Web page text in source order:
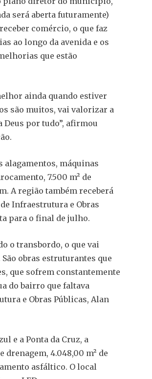
será aberta futuramente)
comércio, o que faz
ao longo da avenida e os
que estão
ainda quando estiver
são muitos, vai valorizar a
Deus por tudo”, afirmou
alagamentos, máquinas
7.500 m² de
A região também receberá
Infraestrutura e Obras
para o final de julho.
o transbordo, o que vai
obras estruturantes que
que sofrem constantemente
do bairro que faltava
e Obras Públicas, Alan
e a Ponta da Cruz, a
drenagem, 4.048,00 m² de
asfáltico. O local